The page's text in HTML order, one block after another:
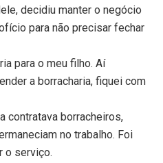
decidiu manter o negócio
para não precisar fechar
para o meu filho. Aí
a borracharia, fiquei com
contratava borracheiros,
no trabalho. Foi
o serviço.